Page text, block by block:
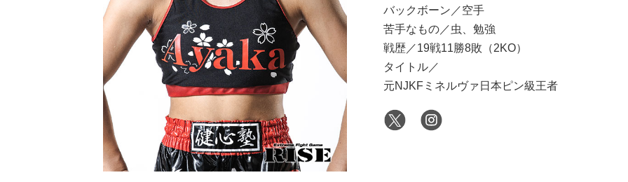
バックボーン／空手
苦手なもの／虫、勉強
戦歴／19戦11勝8敗（2KO）
タイトル／
元NJKFミネルヴァ日本ピン級王者